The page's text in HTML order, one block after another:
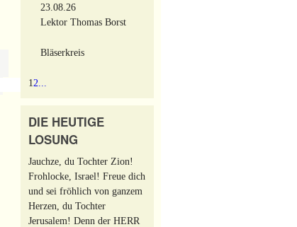
›
23.08.26
Lektor Thomas Borst
Bläserkreis
12
DIE HEUTIGE
LOSUNG
Jauchze, du Tochter Zion!
Frohlocke, Israel! Freue dich
und sei fröhlich von ganzem
Herzen, du Tochter
Jerusalem! Denn der HERR